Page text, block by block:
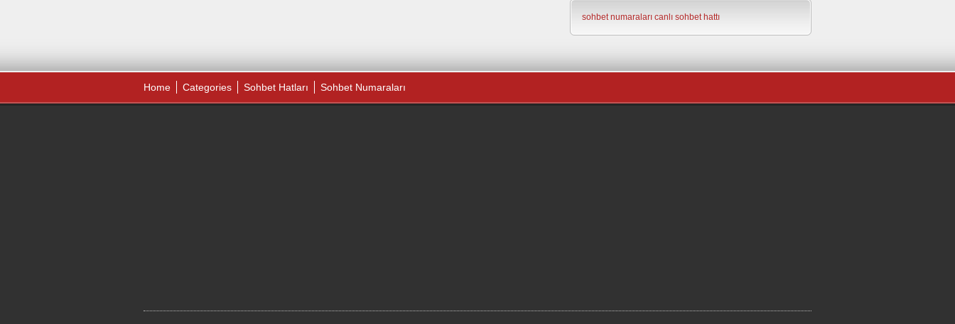
sohbet numaraları canlı sohbet hattı
Home Categories Sohbet Hatları Sohbet Numaraları